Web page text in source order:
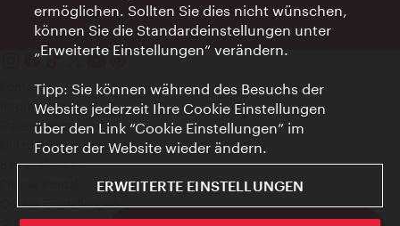
Kontakt
Impressum
Datenschutz
Nutzungsbedingungen
Barrierefreiheit
Cookie Einstellungen
© Copyright WienTourismus
ermöglichen. Sollten Sie dies nicht wünschen,
können Sie die Standardeinstellungen unter
„Erweiterte Einstellungen“ verändern.
Tipp: Sie können während des Besuchs der
Website jederzeit Ihre Cookie Einstellungen
über den Link “Cookie Einstellungen” im
Footer der Website wieder ändern.
ERWEITERTE EINSTELLUNGEN